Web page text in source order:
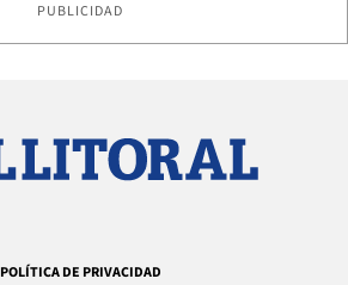
PUBLICIDAD
POLÍTICA DE PRIVACIDAD